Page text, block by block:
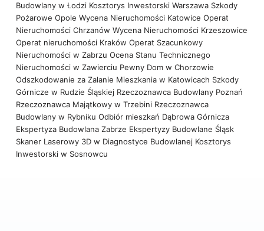
Budowlany w Łodzi Kosztorys Inwestorski Warszawa Szkody
Pożarowe Opole Wycena Nieruchomości Katowice Operat
Nieruchomości Chrzanów Wycena Nieruchomości Krzeszowice
Operat nieruchomości Kraków Operat Szacunkowy
Nieruchomości w Zabrzu Ocena Stanu Technicznego
Nieruchomości w Zawierciu Pewny Dom w Chorzowie
Odszkodowanie za Zalanie Mieszkania w Katowicach Szkody
Górnicze w Rudzie Śląskiej Rzeczoznawca Budowlany Poznań
Rzeczoznawca Majątkowy w Trzebini Rzeczoznawca
Budowlany w Rybniku Odbiór mieszkań Dąbrowa Górnicza
Ekspertyza Budowlana Zabrze Ekspertyzy Budowlane Śląsk
Skaner Laserowy 3D w Diagnostyce Budowlanej Kosztorys
Inwestorski w Sosnowcu